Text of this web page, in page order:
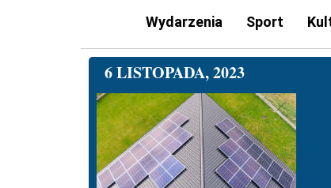
Wydarzenia Sport
6 LISTOPADA, 2023